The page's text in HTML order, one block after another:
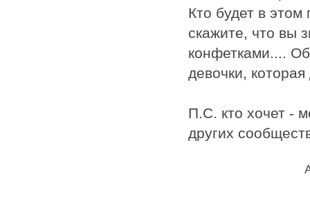
Кто будет в
скажите, что вы
конфетками....
девочки,
П.С. кто хочет -
других